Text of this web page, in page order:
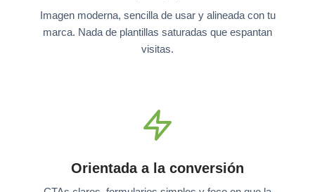
Imagen moderna, sencilla de usar y alineada con tu
marca. Nada de plantillas saturadas que espantan
visitas.
Orientada a la conversión